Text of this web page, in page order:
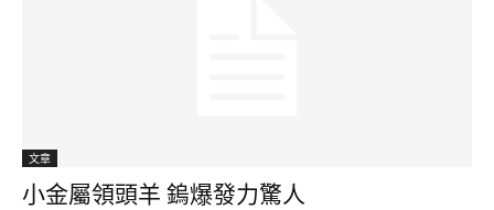
文章
小金屬領頭羊 鎢爆發力驚人